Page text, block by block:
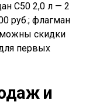
С50 2,0 л — 2
руб.; флагман
скидки
первых
и